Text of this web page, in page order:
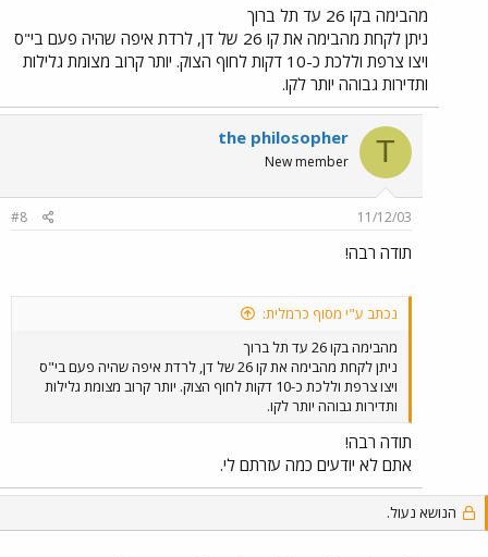
מהבימה בקו 26 עד תל ברוך
ניתן לקחת מהבימה את קו 26 של דן, לרדת איפה שהיה פעם בי"ס
ויצו צרפת וללכת כ-10 דקות לחוף הצוק. יותר קרוב מצומת גלילות
ותדירות גבוהה יותר לקו.
T
the philosopher
New member
11/12/03
#8
תודה רבה!
נכתב ע"י מסוף כרמלית:
מהבימה בקו 26 עד תל ברוך
ניתן לקחת מהבימה את קו 26 של דן, לרדת איפה שהיה פעם בי"ס
ויצו צרפת וללכת כ-10 דקות לחוף הצוק. יותר קרוב מצומת גלילות
ותדירות גבוהה יותר לקו.
תודה רבה!
אתם לא יודעים כמה עזרתם לי.
הנושא נעול.